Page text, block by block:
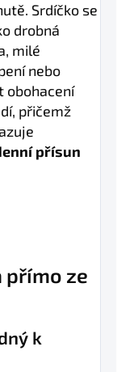
Srdíčko se
drobná
milé
nebo
obohacení
přičemž
přísun
přímo ze
k